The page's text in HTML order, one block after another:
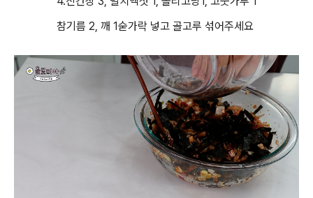
참기름 2, 깨 1숟가락 넣고 골고루 섞어주세요